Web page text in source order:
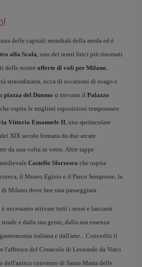
delle capitali mondiali della moda ed è
alla Scala, uno dei teatri lirici più rinomati
delle nostre offerte di voli per Milano,
straordinaria, ricca di occasioni di svago e
piazza del Duomo si trovano il Palazzo
ospita le migliori esposizioni temporanee
Vittorio Emanuele II, una spettacolare
XIX secolo formata da due arcate
da una volta in vetro. Altre tappe
Castello Sforzesco che ospita
il Museo Egizio e il Parco Sempione, la
Milano dove fare una passeggiata.
necessario attivare tutti i sensi e lasciarsi
e dalla sua gente, dalla sua essenza
italiana e dall'arte... Concediti il
l'affresco del Cenacolo di Leonardo da Vinci
dell'antico convento di Santa Maria delle